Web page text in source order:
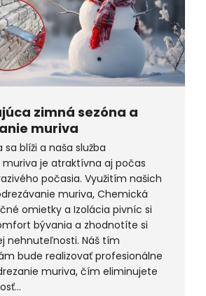
zimná sezóna a
muriva
sa blíži a naša služba
muriva je atraktívna aj počas
počasia. Využitím našich
muriva, Chemická
omietky a Izolácia pivníc si
bývania a zhodnotíte si
nehnuteľnosti. Náš tím
bude realizovať profesionálne
muriva, čím eliminujete